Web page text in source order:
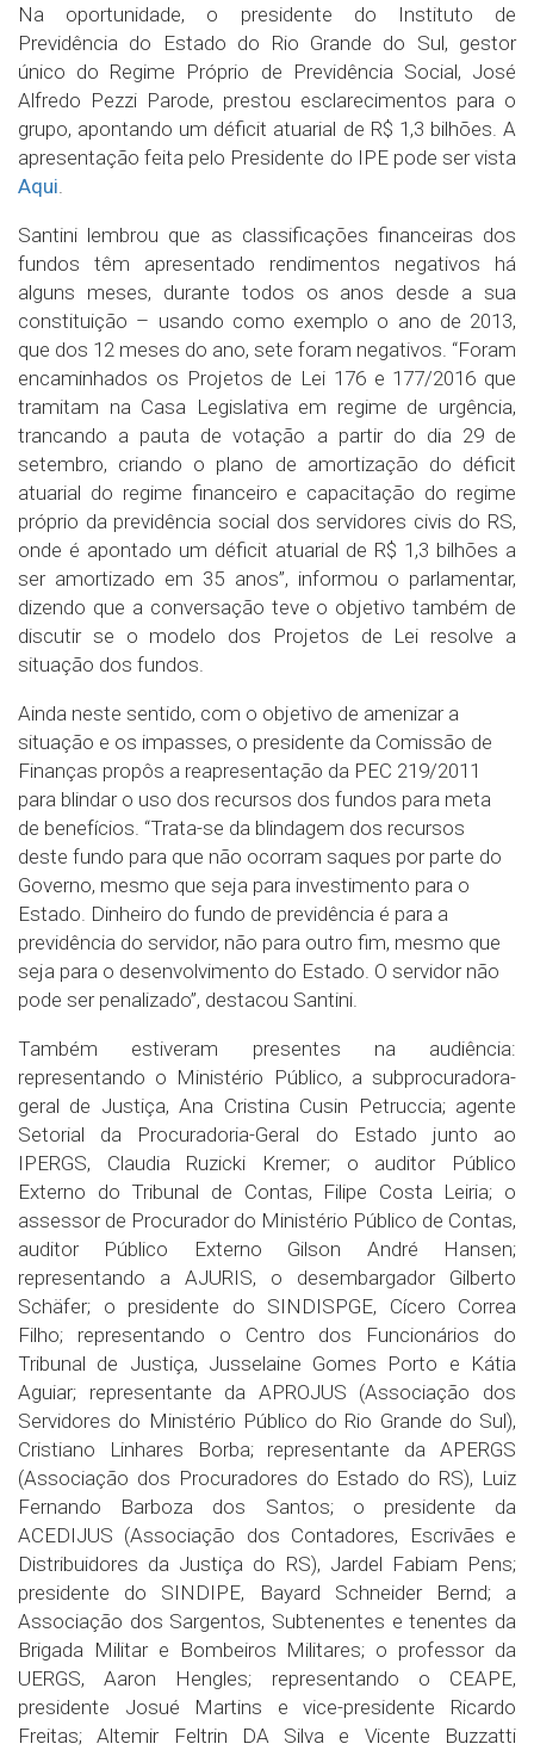
Na oportunidade, o presidente do Instituto de
Previdência do Estado do Rio Grande do Sul, gestor
único do Regime Próprio de Previdência Social, José
Alfredo Pezzi Parode, prestou esclarecimentos para o
grupo, apontando um déficit atuarial de R$ 1,3 bilhões. A
apresentação feita pelo Presidente do IPE pode ser vista
Aqui
Santini lembrou que as classificações financeiras dos
fundos têm apresentado rendimentos negativos há
alguns meses, durante todos os anos desde a sua
constituição – usando como exemplo o ano de 2013,
que dos 12 meses do ano, sete foram negativos. “Foram
encaminhados os Projetos de Lei 176 e 177/2016 que
tramitam na Casa Legislativa em regime de urgência,
trancando a pauta de votação a partir do dia 29 de
setembro, criando o plano de amortização do déficit
atuarial do regime financeiro e capacitação do regime
próprio da previdência social dos servidores civis do RS,
onde é apontado um déficit atuarial de R$ 1,3 bilhões a
ser amortizado em 35 anos”, informou o parlamentar,
dizendo que a conversação teve o objetivo também de
discutir se o modelo dos Projetos de Lei resolve a
situação dos fundos.
Ainda neste sentido, com o objetivo de amenizar a
situação e os impasses, o presidente da Comissão de
Finanças propôs a reapresentação da PEC 219/2011
para blindar o uso dos recursos dos fundos para meta
de benefícios. “Trata-se da blindagem dos recursos
deste fundo para que não ocorram saques por parte do
Governo, mesmo que seja para investimento para o
Estado. Dinheiro do fundo de previdência é para a
previdência do servidor, não para outro fim, mesmo que
seja para o desenvolvimento do Estado. O servidor não
pode ser penalizado”, destacou Santini.
Também estiveram presentes na audiência:
representando o Ministério Público, a subprocuradora-
geral de Justiça, Ana Cristina Cusin Petruccia; agente
Setorial da Procuradoria-Geral do Estado junto ao
IPERGS, Claudia Ruzicki Kremer; o auditor Público
Externo do Tribunal de Contas, Filipe Costa Leiria; o
assessor de Procurador do Ministério Público de Contas,
auditor Público Externo Gilson André Hansen;
representando a AJURIS, o desembargador Gilberto
Schäfer; o presidente do SINDISPGE, Cícero Correa
Filho; representando o Centro dos Funcionários do
Tribunal de Justiça, Jusselaine Gomes Porto e Kátia
Aguiar; representante da APROJUS (Associação dos
Servidores do Ministério Público do Rio Grande do Sul),
Cristiano Linhares Borba; representante da APERGS
(Associação dos Procuradores do Estado do RS), Luiz
Fernando Barboza dos Santos; o presidente da
ACEDIJUS (Associação dos Contadores, Escrivães e
Distribuidores da Justiça do RS), Jardel Fabiam Pens;
presidente do SINDIPE, Bayard Schneider Bernd; a
Associação dos Sargentos, Subtenentes e tenentes da
Brigada Militar e Bombeiros Militares; o professor da
UERGS, Aaron Hengles; representando o CEAPE,
presidente Josué Martins e vice-presidente Ricardo
Freitas; Altemir Feltrin DA Silva e Vicente Buzzatti